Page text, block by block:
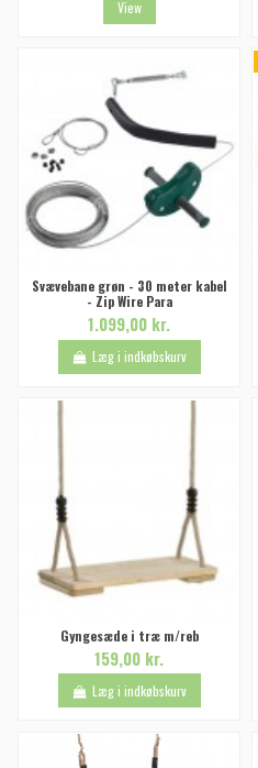
View
Svævebane grøn - 30 meter kabel
- Zip Wire Para
1.099,00 kr.
Læg i indkøbskurv
Gyngesæde i træ m/reb
159,00 kr.
Læg i indkøbskurv